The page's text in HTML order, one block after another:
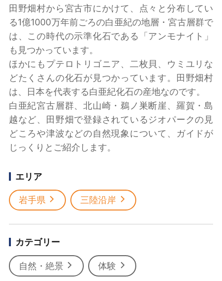
田野畑村から宮古市にかけて、点々と分布してい
る1億1000万年前ごろの白亜紀の地層・宮古層群で
は、この時代の示準化石である「アンモナイト」
も見つかっています。
ほかにもプテロトリゴニア、二枚貝、ウミユリな
どたくさんの化石が見つかっています。田野畑村
は、日本を代表する白亜紀化石の産地なのです。
白亜紀宮古層群、北山崎・鵜ノ巣断崖、羅賀・島
越など、田野畑で登録されているジオパークの見
どころや津波などの自然現象について、ガイドが
じっくりとご紹介します。
エリア
岩手県 三陸沿岸
カテゴリー
自然・絶景 体験